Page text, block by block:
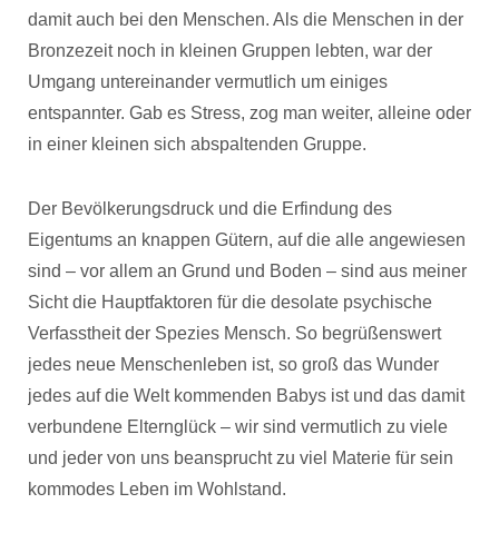
damit auch bei den Menschen. Als die Menschen in der
Bronzezeit noch in kleinen Gruppen lebten, war der
Umgang untereinander vermutlich um einiges
entspannter. Gab es Stress, zog man weiter, alleine oder
in einer kleinen sich abspaltenden Gruppe.
Der Bevölkerungsdruck und die Erfindung des
Eigentums an knappen Gütern, auf die alle angewiesen
sind – vor allem an Grund und Boden – sind aus meiner
Sicht die Hauptfaktoren für die desolate psychische
Verfasstheit der Spezies Mensch. So begrüßenswert
jedes neue Menschenleben ist, so groß das Wunder
jedes auf die Welt kommenden Babys ist und das damit
verbundene Elternglück – wir sind vermutlich zu viele
und jeder von uns beansprucht zu viel Materie für sein
kommodes Leben im Wohlstand.